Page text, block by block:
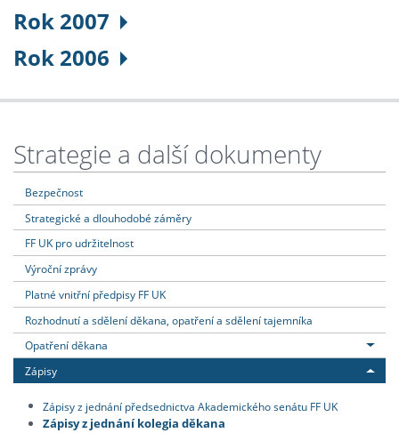
Rok 2007
Rok 2006
Strategie a další dokumenty
Bezpečnost
Strategické a dlouhodobé záměry
FF UK pro udržitelnost
Výroční zprávy
Platné vnitřní předpisy FF UK
Rozhodnutí a sdělení děkana, opatření a sdělení tajemníka
Opatření děkana
Zápisy
Zápisy z jednání předsednictva Akademického senátu FF UK
Zápisy z jednání kolegia děkana